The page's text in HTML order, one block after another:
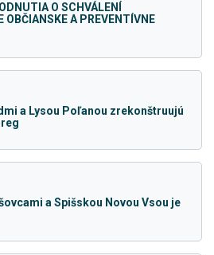
O SCHVÁLENÍ
OBČIANSKE A PREVENTÍVNE
a Lysou Poľanou zrekonštruujú
a Spišskou Novou Vsou je